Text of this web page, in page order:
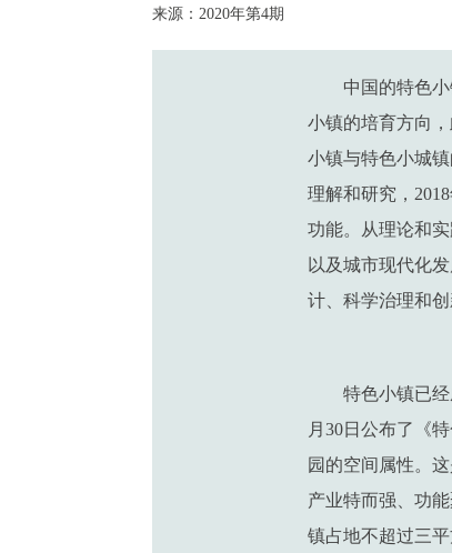
来源：2020年第4期
中国的特色
小镇的培育方向
小镇与特色小城
理解和研究，
功能。从理论和
以及城市现代化
计、科学治理和
特色小镇已
月30日公布了《
园的空间属性。
产业特而强、功
镇占地不超过三